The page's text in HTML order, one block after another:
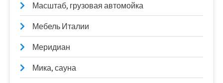
Масштаб, грузовая автомойка
Мебель Италии
Меридиан
Мика, сауна